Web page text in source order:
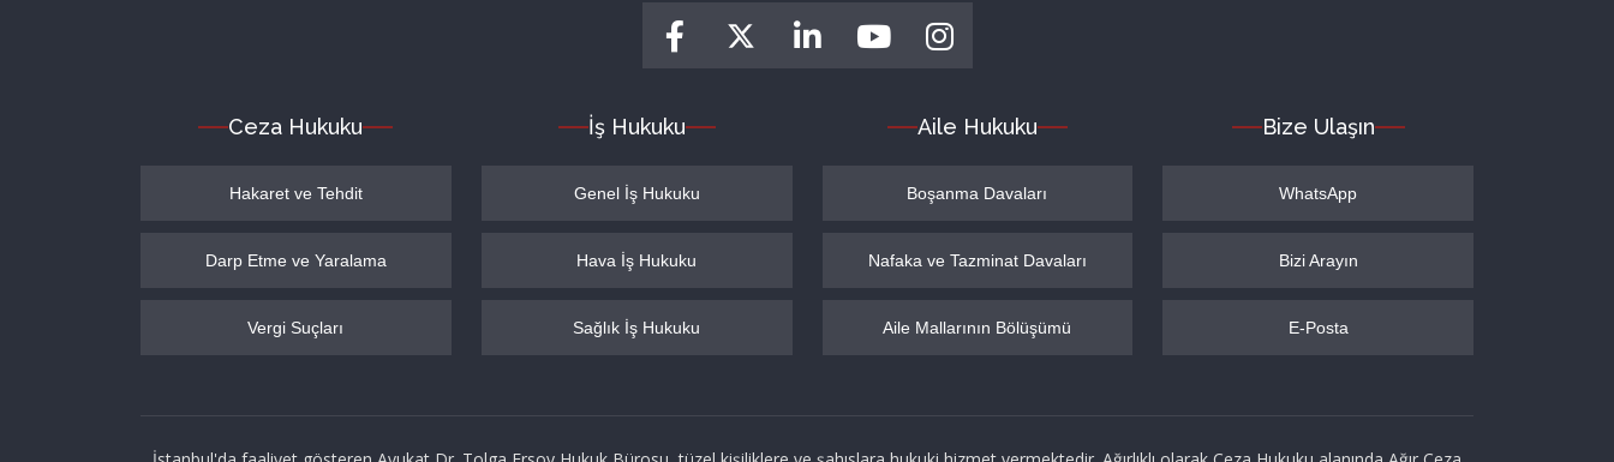
Ceza Hukuku
Hakaret ve Tehdit
Darp Etme ve Yaralama
Vergi Suçları
İş Hukuku
Genel İş Hukuku
Hava İş Hukuku
Sağlık İş Hukuku
Aile Hukuku
Boşanma Davaları
Nafaka ve Tazminat Davaları
Aile Mallarının Bölüşümü
Bize Ulaşın
WhatsApp
Bizi Arayın
E-Posta